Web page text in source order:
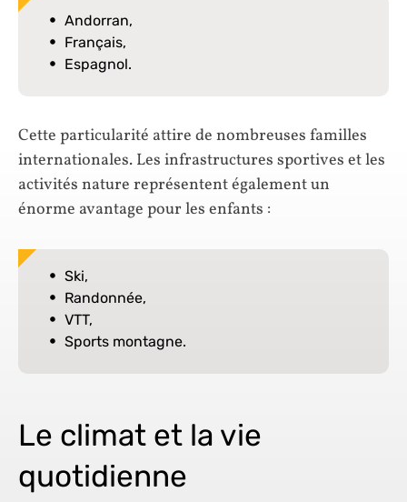
Andorran,
Français,
Espagnol.
Cette particularité attire de nombreuses familles
internationales. Les infrastructures sportives et les
activités nature représentent également un
énorme avantage pour les enfants :
Ski,
Randonnée,
VTT,
Sports montagne.
Le climat et la vie
quotidienne